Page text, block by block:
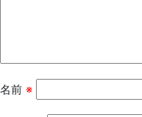
名前 ※